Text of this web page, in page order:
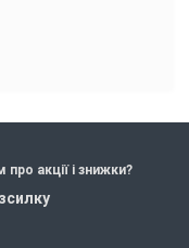
акції і знижки?